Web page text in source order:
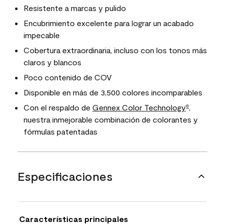
Resistente a marcas y pulido
Encubrimiento excelente para lograr un acabado
impecable
Cobertura extraordinaria, incluso con los tonos más
claros y blancos
Poco contenido de COV
Disponible en más de 3,500 colores incomparables
Con el respaldo de Gennex Color Technology®,
nuestra inmejorable combinación de colorantes y
fórmulas patentadas
Especificaciones
Características principales